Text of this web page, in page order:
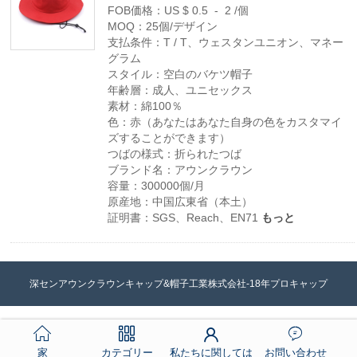
FOB価格：US $ 0.5 - 2 /個
MOQ：25個/デザイン
支払条件：T / T、ウェスタンユニオン、マネー
グラム
スタイル：空白のバケツ帽子
年齢層：成人、ユニセックス
素材：綿100％
色：赤（あなたはあなた自身の色をカスタマイ
ズすることができます）
つばの様式：折られたつば
ブランド名：アウンクラウン
容量：300000個/月
原産地：中国広東省（本土）
証明書：SGS、Reach、EN71 もっと
深センアウンクラウンキャップ&帽子工業株式会社-18年プロキャップ
家 カテゴリー 私たちに関しては お問い合わせ